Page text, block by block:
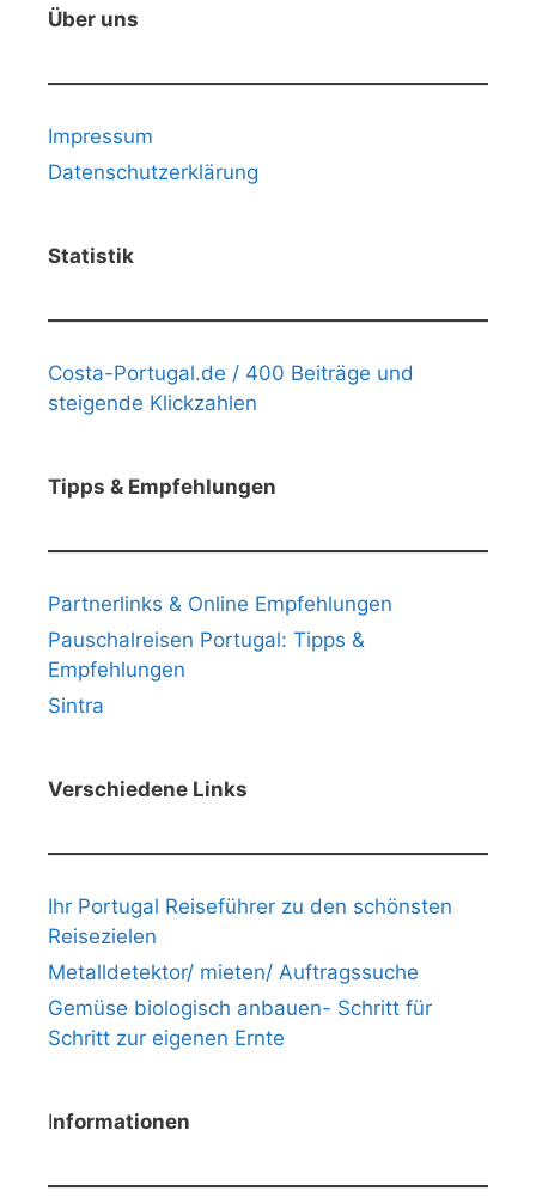
Über uns
Impressum
Datenschutzerklärung
Statistik
Costa-Portugal.de / 400 Beiträge und
steigende Klickzahlen
Tipps & Empfehlungen
Partnerlinks & Online Empfehlungen
Pauschalreisen Portugal: Tipps &
Empfehlungen
Sintra
Verschiedene Links
Ihr Portugal Reiseführer zu den schönsten
Reisezielen
Metalldetektor/ mieten/ Auftragssuche
Gemüse biologisch anbauen- Schritt für
Schritt zur eigenen Ernte
Informationen